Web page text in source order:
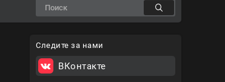
Следите за нами
ВКонтакте